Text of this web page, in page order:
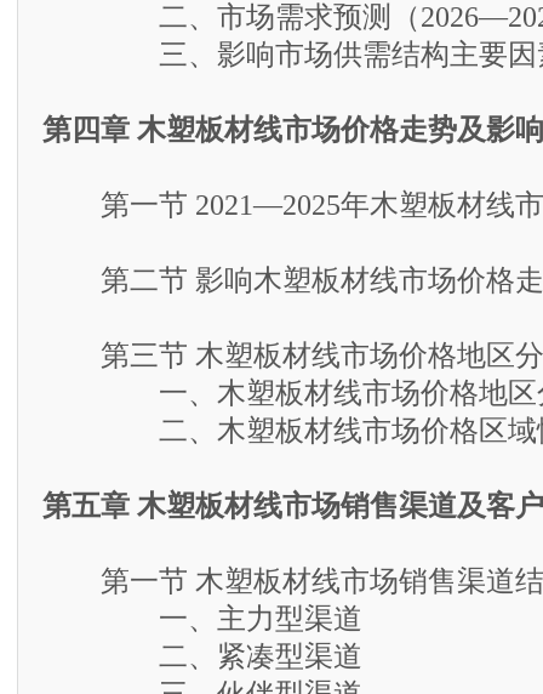
二、市场需求预测（
三、影响市场供需结构主要因
第四章 木塑板材线市场价格走势及影
第一节 2021—2025年木塑板材线市
第二节 影响木塑板材线市场价格走
第三节 木塑板材线市场价格地区分
一、木塑板材线市场价格地区
二、木塑板材线市场价格区域
第五章 木塑板材线市场销售渠道及客
第一节 木塑板材线市场销售渠道
一、主力型渠道
二、紧凑型渠道